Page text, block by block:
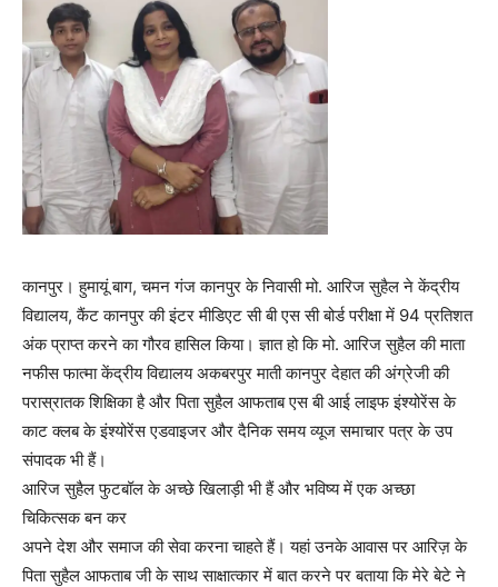
कानपुर। हुमायूं बाग, चमन गंज कानपुर के निवासी मो. आरिज सुहैल ने केंद्रीय
विद्यालय, कैंट कानपुर की इंटर मीडिएट सी बी एस सी बोर्ड परीक्षा में 94 प्रतिशत
अंक प्राप्त करने का गौरव हासिल किया। ज्ञात हो कि मो. आरिज सुहैल की माता
नफीस फात्मा केंद्रीय विद्यालय अकबरपुर माती कानपुर देहात की अंग्रेजी की
परास्रातक शिक्षिका है और पिता सुहैल आफताब एस बी आई लाइफ इंश्योरेंस के
काट क्लब के इंश्योरेंस एडवाइजर और दैनिक समय व्यूज समाचार पत्र के उप
संपादक भी हैं।
आरिज सुहैल फुटबॉल के अच्छे खिलाड़ी भी हैं और भविष्य में एक अच्छा
चिकित्सक बन कर
अपने देश और समाज की सेवा करना चाहते हैं। यहां उनके आवास पर आरिज़ के
पिता सुहैल आफताब जी के साथ साक्षात्कार में बात करने पर बताया कि मेरे बेटे ने